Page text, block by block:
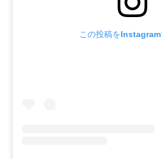
この投稿をInstagram